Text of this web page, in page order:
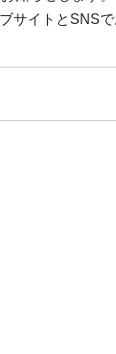
サイトとSNSで